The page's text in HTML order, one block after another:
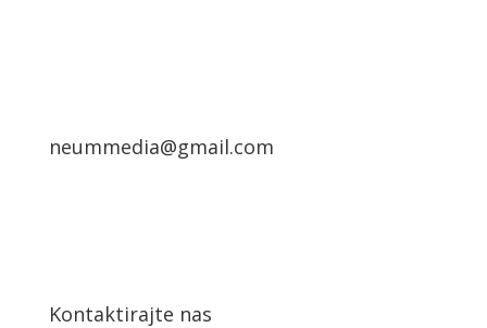
neummedia@gmail.com
Kontaktirajte nas